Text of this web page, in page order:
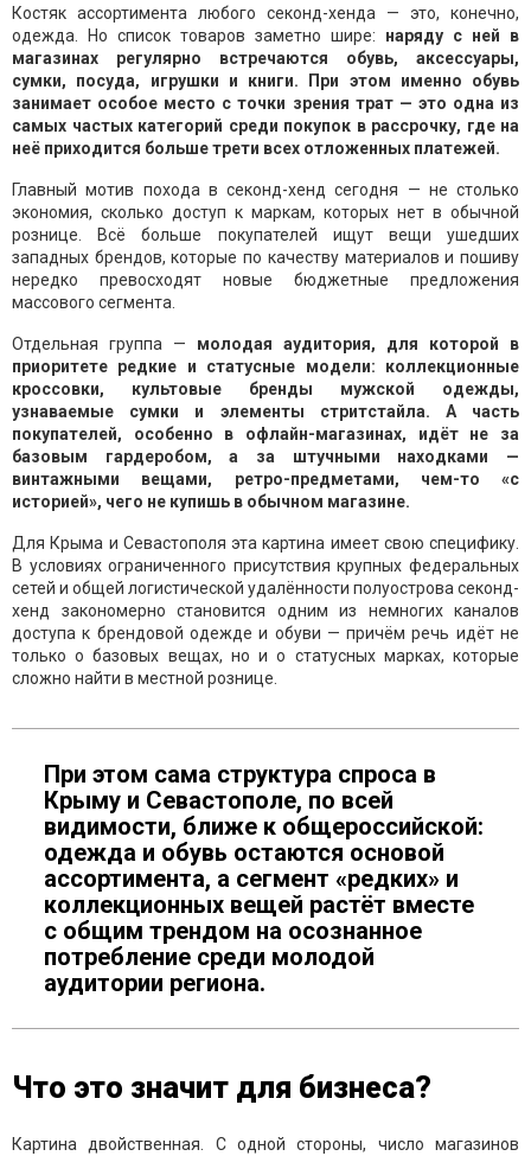
Костяк ассортимента любого секонд-хенда — это, конечно,
одежда. Но список товаров заметно шире: наряду с ней в
магазинах регулярно встречаются обувь, аксессуары,
сумки, посуда, игрушки и книги. При этом именно обувь
занимает особое место с точки зрения трат — это одна из
самых частых категорий среди покупок в рассрочку, где на
неё приходится больше трети всех отложенных платежей.
Главный мотив похода в секонд-хенд сегодня — не столько
экономия, сколько доступ к маркам, которых нет в обычной
рознице. Всё больше покупателей ищут вещи ушедших
западных брендов, которые по качеству материалов и пошиву
нередко превосходят новые бюджетные предложения
массового сегмента.
Отдельная группа — молодая аудитория, для которой в
приоритете редкие и статусные модели: коллекционные
кроссовки, культовые бренды мужской одежды,
узнаваемые сумки и элементы стритстайла. А часть
покупателей, особенно в офлайн-магазинах, идёт не за
базовым гардеробом, а за штучными находками —
винтажными вещами, ретро-предметами, чем-то «с
историей», чего не купишь в обычном магазине.
Для Крыма и Севастополя эта картина имеет свою специфику.
В условиях ограниченного присутствия крупных федеральных
сетей и общей логистической удалённости полуострова секонд-
хенд закономерно становится одним из немногих каналов
доступа к брендовой одежде и обуви — причём речь идёт не
только о базовых вещах, но и о статусных марках, которые
сложно найти в местной рознице.
При этом сама структура спроса в
Крыму и Севастополе, по всей
видимости, ближе к общероссийской:
одежда и обувь остаются основой
ассортимента, а сегмент «редких» и
коллекционных вещей растёт вместе
с общим трендом на осознанное
потребление среди молодой
аудитории региона.
Что это значит для бизнеса?
Картина двойственная. С одной стороны, число магазинов